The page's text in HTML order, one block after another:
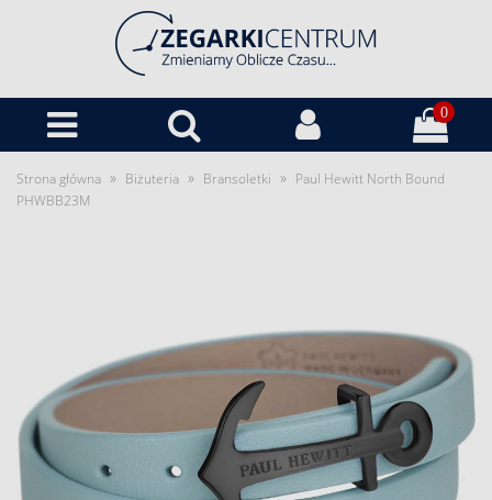
0
Strona główna » Biżuteria » Bransoletki » Paul Hewitt North Bound
PHWBB23M